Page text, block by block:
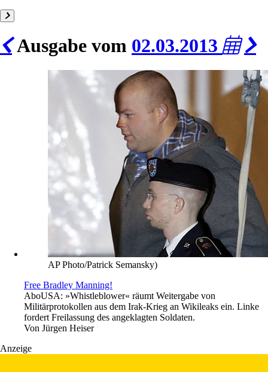
Ausgabe vom 02.03.2013
AP Photo/Patrick Semansky)
Free Bradley Manning!
AboUSA: »Whistleblower« räumt Weitergabe von
Militärprotokollen aus dem Irak-Krieg an Wikileaks ein. Linke
fordert Freilassung des angeklagten Soldaten.
Von Jürgen Heiser
Anzeige